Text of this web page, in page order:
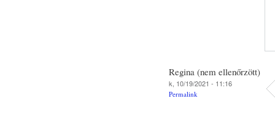
Regina (nem ellenőrzött)
k, 10/19/2021 - 11:16
Permalink